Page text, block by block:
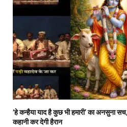
‘हे कन्हैया याद है कुछ भी हमारी’ का अनसुना
कहानी कर देगी हैरान